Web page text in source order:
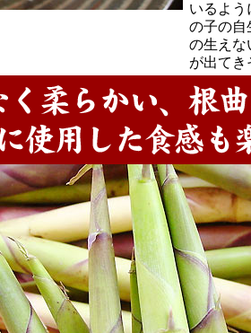
いるよう
の子の自
の生えな
が出てき